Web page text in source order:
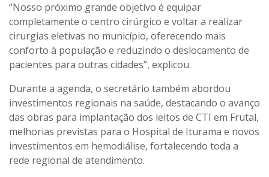
“Nosso próximo grande objetivo é equipar
completamente o centro cirúrgico e voltar a realizar
cirurgias eletivas no município, oferecendo mais
conforto à população e reduzindo o deslocamento de
pacientes para outras cidades”, explicou.
Durante a agenda, o secretário também abordou
investimentos regionais na saúde, destacando o avanço
das obras para implantação dos leitos de CTI em Frutal,
melhorias previstas para o Hospital de Iturama e novos
investimentos em hemodiálise, fortalecendo toda a
rede regional de atendimento.